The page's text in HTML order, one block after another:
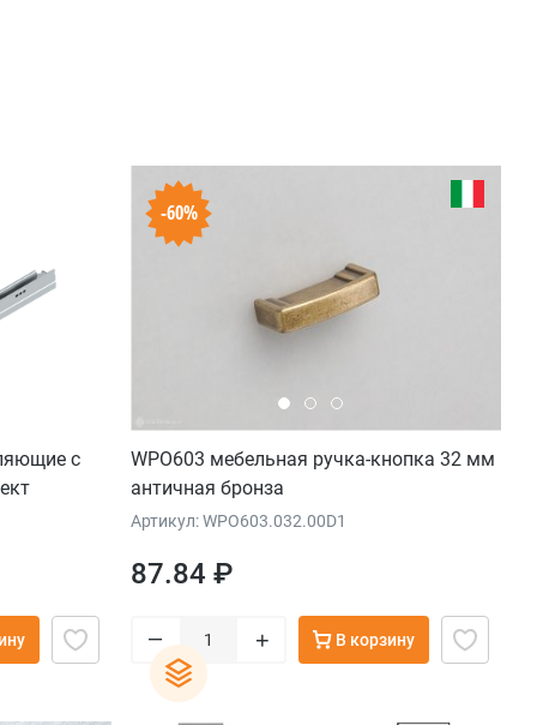
с
-60%
WPO603 мебельная ручка-кнопка 32 мм
античная бронза
Артикул: WPO603.032.00D1
87.84 ₽
– + В корзину